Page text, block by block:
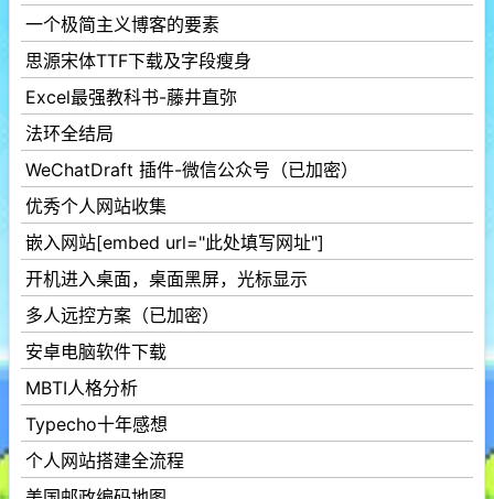
一个极简主义博客的要素
思源宋体TTF下载及字段瘦身
Excel最强教科书-藤井直弥
法环全结局
WeChatDraft 插件-微信公众号（已加密）
优秀个人网站收集
嵌入网站[embed url="此处填写网址"]
开机进入桌面，桌面黑屏，光标显示
多人远控方案（已加密）
安卓电脑软件下载
MBTI人格分析
Typecho十年感想
个人网站搭建全流程